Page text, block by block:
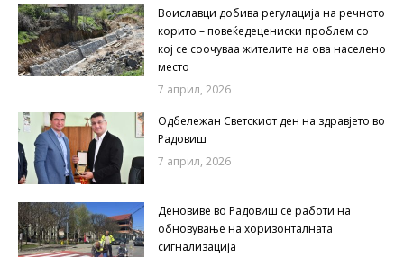
Воиславци добива регулација на речното
корито – повеќедецениски проблем со
кој се соочуваа жителите на ова населено
место
7 април, 2026
Одбележан Светскиот ден на здравјето во
Радовиш
7 април, 2026
Деновиве во Радовиш се работи на
обновување на хоризонталната
сигнализација